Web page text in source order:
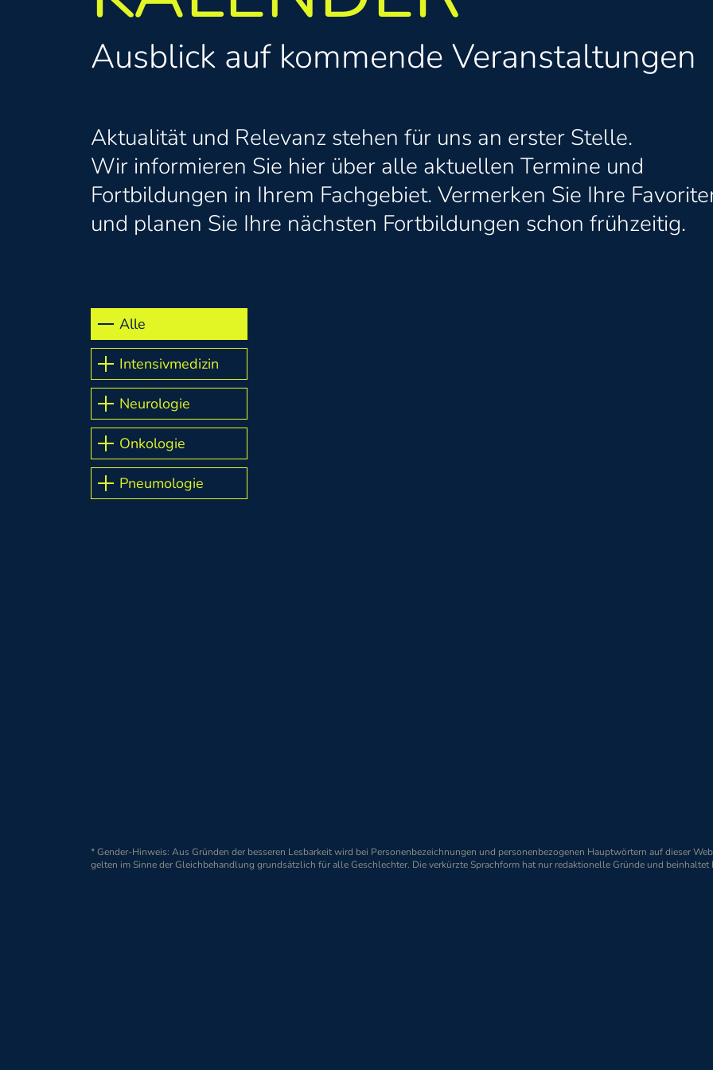
Ausblick auf kommende Veranstaltungen
Aktualität und Relevanz stehen für uns an erster Stelle.
Wir informieren Sie hier über alle aktuellen Termine und
Fortbildungen in Ihrem Fachgebiet. Vermerken Sie Ihre
und planen Sie Ihre nächsten Fortbildungen schon frühzeitig.
Alle
Intensivmedizin
Neurologie
Onkologie
Pneumologie
* Gender-Hinweis: Aus Gründen der besseren Lesbarkeit wird bei Personenbezeichnungen und personenbezogenen Hauptwörtern auf dieser
gelten im Sinne der Gleichbehandlung grundsätzlich für alle Geschlechter. Die verkürzte Sprachform hat nur redaktionelle Gründe und beinhaltet
© 2026 ORION Pharma GmbH, Hamburg